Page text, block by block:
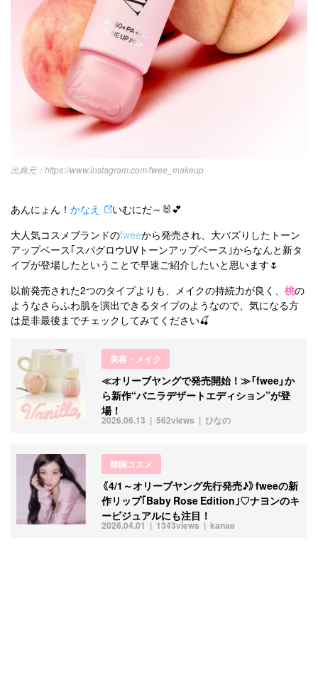
https://www.instagram.com/fwee_makeup
あんにょん！ かなえ
いむにだ～🐰💕
大人気コスメブランドのfweeから発売され、大バズりしたトーン
アップベース｢スパグロウUVトーンアップベース｣からなんと新タ
イプが登場したということで早速ご紹介したいと思います🌷
以前発売された2つのタイプよりも、メイクの持続力が良く、 桃の
ようなさらふわ肌を演出できるタイプのようなので、気になる方
は是非最後までチェックしてみてください🍒
美容・メイク
2026.06.13 ひなの
562views
≪オリーブヤングで発売開始！≫「fwee」か
ら新作“バニラデザートエディション”が登
場！
韓国コスメ
2026.04.01 kanae
1343views
《4/1～オリーブヤング先行発売♪》fweeの新
作リップ｢Baby Rose Edition｣♡ナヨンのキ
ービジュアルにも注目！